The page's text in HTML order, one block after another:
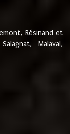
Résinand et
Malaval,